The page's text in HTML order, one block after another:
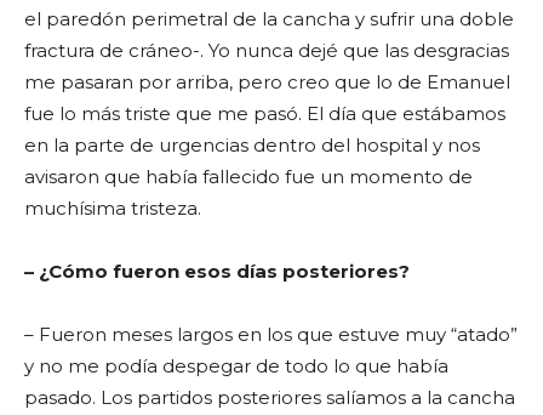
el paredón perimetral de la cancha y sufrir una doble
fractura de cráneo-. Yo nunca dejé que las desgracias
me pasaran por arriba, pero creo que lo de Emanuel
fue lo más triste que me pasó. El día que estábamos
en la parte de urgencias dentro del hospital y nos
avisaron que había fallecido fue un momento de
muchísima tristeza.
– ¿Cómo fueron esos días posteriores?
– Fueron meses largos en los que estuve muy “atado”
y no me podía despegar de todo lo que había
pasado. Los partidos posteriores salíamos a la cancha